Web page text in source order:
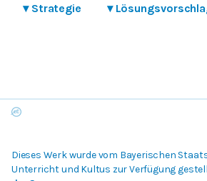
▾ Strategie ▾
Dieses Werk wurde vom Bayerischen
Unterricht und Kultus zur Verfügung